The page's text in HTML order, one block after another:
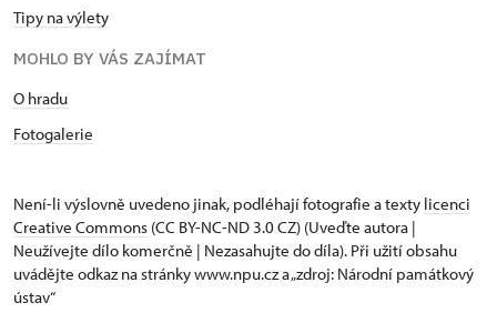
Tipy na výlety
MOHLO BY VÁS ZAJÍMAT
O hradu
Fotogalerie
Není-li výslovně uvedeno jinak, podléhají fotografie a texty licenci
Creative Commons (CC BY-NC-ND 3.0 CZ) (Uveďte autora |
Neužívejte dílo komerčně | Nezasahujte do díla). Při užití obsahu
uvádějte odkaz na stránky www.npu.cz a „zdroj: Národní památkový
ústav“